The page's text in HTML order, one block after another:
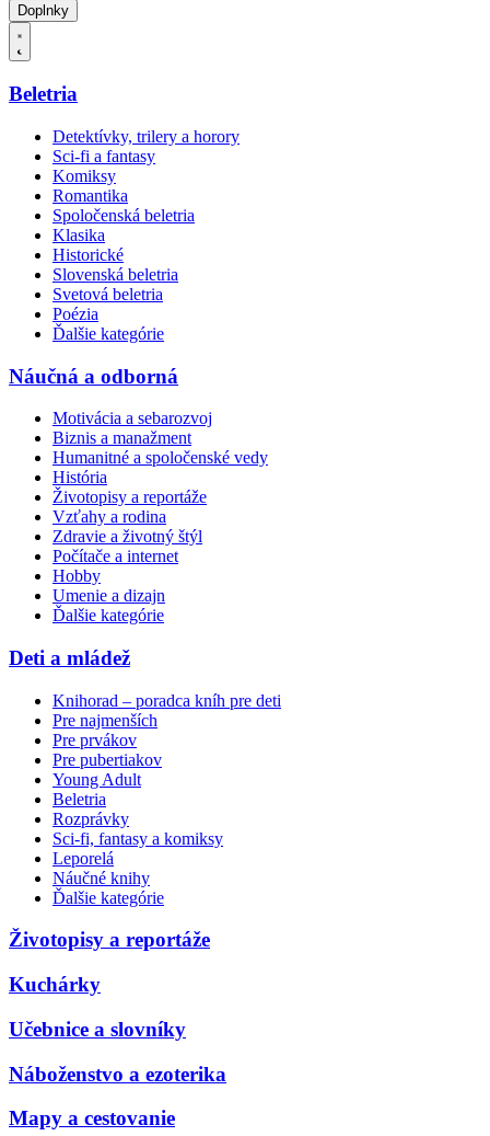
Doplnky
Beletria
Detektívky, trilery a horory
Sci-fi a fantasy
Komiksy
Romantika
Spoločenská beletria
Klasika
Historické
Slovenská beletria
Svetová beletria
Poézia
Ďalšie kategórie
Náučná a odborná
Motivácia a sebarozvoj
Biznis a manažment
Humanitné a spoločenské vedy
História
Životopisy a reportáže
Vzťahy a rodina
Zdravie a životný štýl
Počítače a internet
Hobby
Umenie a dizajn
Ďalšie kategórie
Deti a mládež
Knihorad – poradca kníh pre deti
Pre najmenších
Pre prvákov
Pre pubertiakov
Young Adult
Beletria
Rozprávky
Sci-fi, fantasy a komiksy
Leporelá
Náučné knihy
Ďalšie kategórie
Životopisy a reportáže
Kuchárky
Učebnice a slovníky
Náboženstvo a ezoterika
Mapy a cestovanie